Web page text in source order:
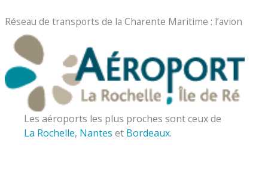
Réseau de transports de la Charente Maritime : l’avion
Les aéroports les plus proches sont ceux de
La Rochelle, Nantes et Bordeaux.